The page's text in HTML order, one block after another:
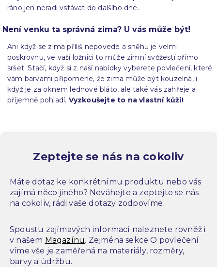
ráno jen neradi vstávat do dalšího dne.
Není venku ta správná zima? U vás může být!
Ani když se zima příliš nepovede a sněhu je velmi
poskrovnu, ve vaší ložnici to může zimní svěžestí přímo
sršet. Stačí, když si z naší nabídky vyberete povlečení, které
vám barvami připomene, že zima může být kouzelná, i
když je za oknem lednové bláto, ale také vás zahřeje a
příjemně pohladí. Vyzkoušejte to na vlastní kůži!
Zeptejte se nás na cokoliv
Máte dotaz ke konkrétnímu produktu nebo vás
zajímá něco jiného? Neváhejte a zeptejte se nás
na cokoliv, rádi vaše dotazy zodpovíme.
Spoustu zajímavých informací naleznete rovněž i
v našem Magazínu. Zejména sekce O povlečení
víme vše je zaměřená na materiály, rozměry,
barvy a údržbu.